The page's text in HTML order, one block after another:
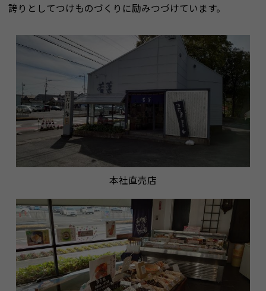
誇りとしてつけものづくりに励みつづけています。
本社直売店